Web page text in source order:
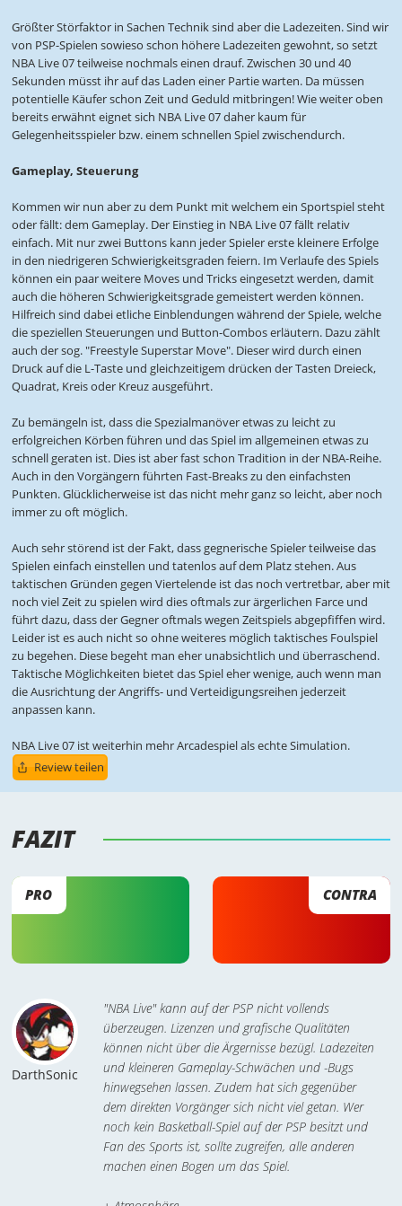
Größter Störfaktor in Sachen Technik sind aber die Ladezeiten. Sind wir
von PSP-Spielen sowieso schon höhere Ladezeiten gewohnt, so setzt
NBA Live 07 teilweise nochmals einen drauf. Zwischen 30 und 40
Sekunden müsst ihr auf das Laden einer Partie warten. Da müssen
potentielle Käufer schon Zeit und Geduld mitbringen! Wie weiter oben
bereits erwähnt eignet sich NBA Live 07 daher kaum für
Gelegenheitsspieler bzw. einem schnellen Spiel zwischendurch.
Gameplay, Steuerung
Kommen wir nun aber zu dem Punkt mit welchem ein Sportspiel steht
oder fällt: dem Gameplay. Der Einstieg in NBA Live 07 fällt relativ
einfach. Mit nur zwei Buttons kann jeder Spieler erste kleinere Erfolge
in den niedrigeren Schwierigkeitsgraden feiern. Im Verlaufe des Spiels
können ein paar weitere Moves und Tricks eingesetzt werden, damit
auch die höheren Schwierigkeitsgrade gemeistert werden können.
Hilfreich sind dabei etliche Einblendungen während der Spiele, welche
die speziellen Steuerungen und Button-Combos erläutern. Dazu zählt
auch der sog. "Freestyle Superstar Move". Dieser wird durch einen
Druck auf die L-Taste und gleichzeitigem drücken der Tasten Dreieck,
Quadrat, Kreis oder Kreuz ausgeführt.
Zu bemängeln ist, dass die Spezialmanöver etwas zu leicht zu
erfolgreichen Körben führen und das Spiel im allgemeinen etwas zu
schnell geraten ist. Dies ist aber fast schon Tradition in der NBA-Reihe.
Auch in den Vorgängern führten Fast-Breaks zu den einfachsten
Punkten. Glücklicherweise ist das nicht mehr ganz so leicht, aber noch
immer zu oft möglich.
Auch sehr störend ist der Fakt, dass gegnerische Spieler teilweise das
Spielen einfach einstellen und tatenlos auf dem Platz stehen. Aus
taktischen Gründen gegen Viertelende ist das noch vertretbar, aber mit
noch viel Zeit zu spielen wird dies oftmals zur ärgerlichen Farce und
führt dazu, dass der Gegner oftmals wegen Zeitspiels abgepfiffen wird.
Leider ist es auch nicht so ohne weiteres möglich taktisches Foulspiel
zu begehen. Diese begeht man eher unabsichtlich und überraschend.
Taktische Möglichkeiten bietet das Spiel eher wenige, auch wenn man
die Ausrichtung der Angriffs- und Verteidigungsreihen jederzeit
anpassen kann.
NBA Live 07 ist weiterhin mehr Arcadespiel als echte Simulation.
Review teilen
FAZIT
PRO CONTRA
DarthSonic
"NBA Live" kann auf der PSP nicht vollends
überzeugen. Lizenzen und grafische Qualitäten
können nicht über die Ärgernisse bezügl. Ladezeiten
und kleineren Gameplay-Schwächen und -Bugs
hinwegsehen lassen. Zudem hat sich gegenüber
dem direkten Vorgänger sich nicht viel getan. Wer
noch kein Basketball-Spiel auf der PSP besitzt und
Fan des Sports ist, sollte zugreifen, alle anderen
machen einen Bogen um das Spiel.